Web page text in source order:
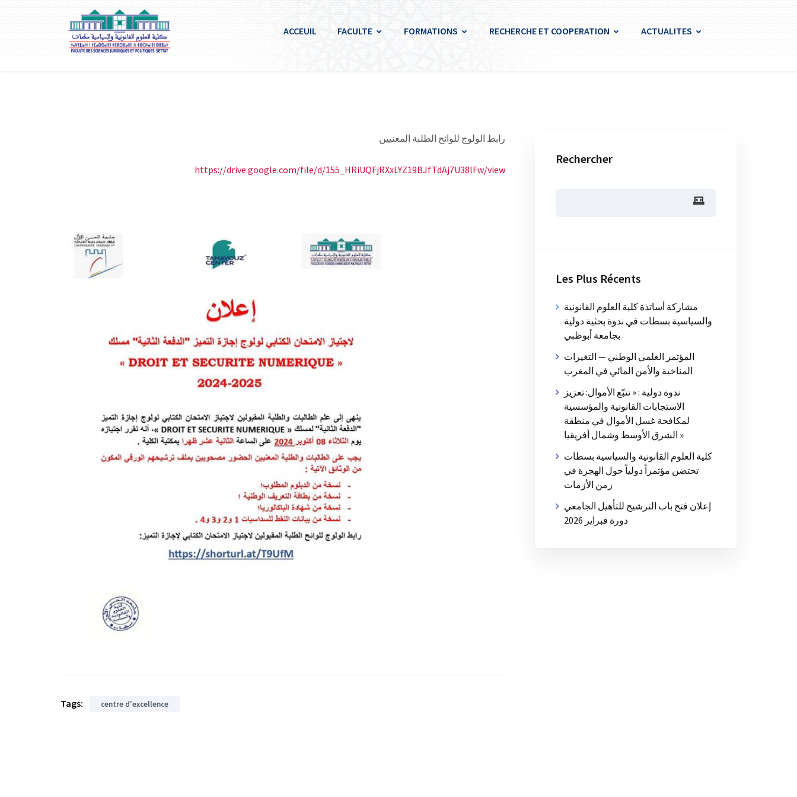
ACCEUIL FACULTE FORMATIONS RECHERCHE ET COOPERATION ACTUALITES
رابط الولوج للوائح الطلبة المعنيين
https://drive.google.com/file/d/155_HRiUQFjRXxLYZ19BJfTdAj7U38lFw/view
Tags: centre d'excellence
Rechercher
Les Plus Récents
مشاركة أساتذة كلية العلوم القانونية
والسياسية بسطات في ندوة بحثية دولية
بجامعة أبوظبي
المؤتمر العلمي الوطني — التغيرات
المناخية والأمن المائي في المغرب
ندوة دولية : « تتبّع الأموال: تعزيز
الاستجابات القانونية والمؤسسية
لمكافحة غسل الأموال في منطقة
الشرق الأوسط وشمال أفريقيا »
كلية العلوم القانونية والسياسية بسطات
تحتضن مؤتمراً دولياً حول الهجرة في
زمن الأزمات
إعلان فتح باب الترشيح للتأهيل الجامعي
دورة فبراير 2026